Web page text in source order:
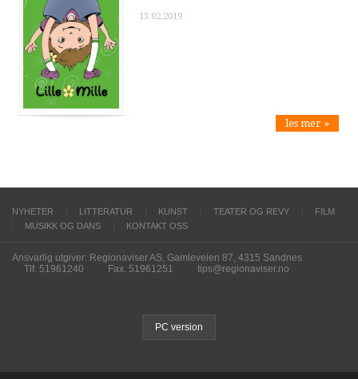
13.02.2019
les mer »
NYHETER LITTERATUR KUNST TEATER OG REVY
FILM
MUSIKK OG DANS
KONTAKT OSS
Ansvarlig utgiver: Regionaviser AS, Gamleveien 87, 4315 Sandnes
Tlf. 51961240
Fax. 51961251 tips@regionaviser.no
PC version